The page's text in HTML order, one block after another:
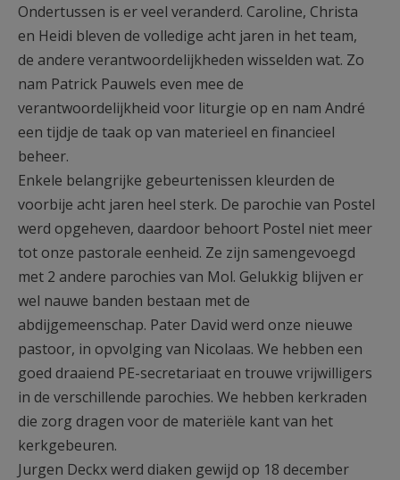
Ondertussen is er veel veranderd. Caroline, Christa
en Heidi bleven de volledige acht jaren in het team,
de andere verantwoordelijkheden wisselden wat. Zo
nam Patrick Pauwels even mee de
verantwoordelijkheid voor liturgie op en nam André
een tijdje de taak op van materieel en financieel
beheer.
Enkele belangrijke gebeurtenissen kleurden de
voorbije acht jaren heel sterk. De parochie van Postel
werd opgeheven, daardoor behoort Postel niet meer
tot onze pastorale eenheid. Ze zijn samengevoegd
met 2 andere parochies van Mol. Gelukkig blijven er
wel nauwe banden bestaan met de
abdijgemeenschap. Pater David werd onze nieuwe
pastoor, in opvolging van Nicolaas. We hebben een
goed draaiend PE-secretariaat en trouwe vrijwilligers
in de verschillende parochies. We hebben kerkraden
die zorg dragen voor de materiële kant van het
kerkgebeuren.
Jurgen Deckx werd diaken gewijd op 18 december